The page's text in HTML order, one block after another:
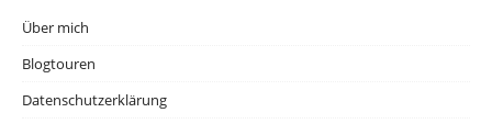
Über mich
Blogtouren
Datenschutzerklärung